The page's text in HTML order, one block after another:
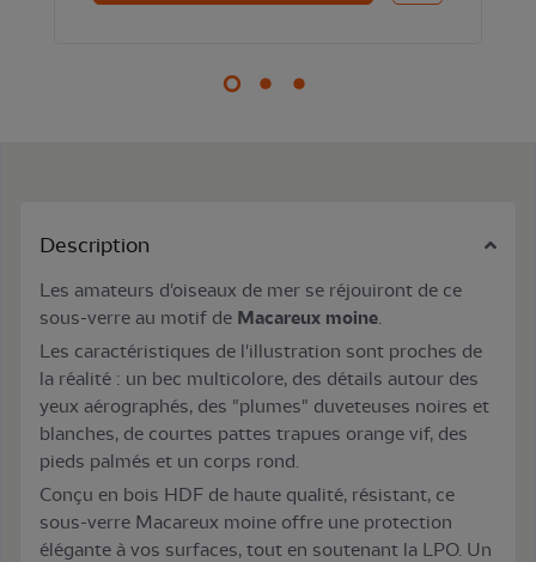
Description
Les amateurs d'oiseaux de mer se réjouiront de ce
sous-verre au motif de Macareux moine.
Les caractéristiques de l'illustration sont proches de
la réalité : un bec multicolore, des détails autour des
yeux aérographés, des "plumes" duveteuses noires et
blanches, de courtes pattes trapues orange vif, des
pieds palmés et un corps rond.
Conçu en bois HDF de haute qualité, résistant, ce
sous-verre Macareux moine offre une protection
élégante à vos surfaces, tout en soutenant la LPO. Un